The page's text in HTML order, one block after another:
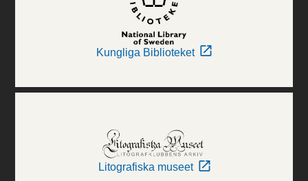
Kungliga Biblioteket
Litografiska museet